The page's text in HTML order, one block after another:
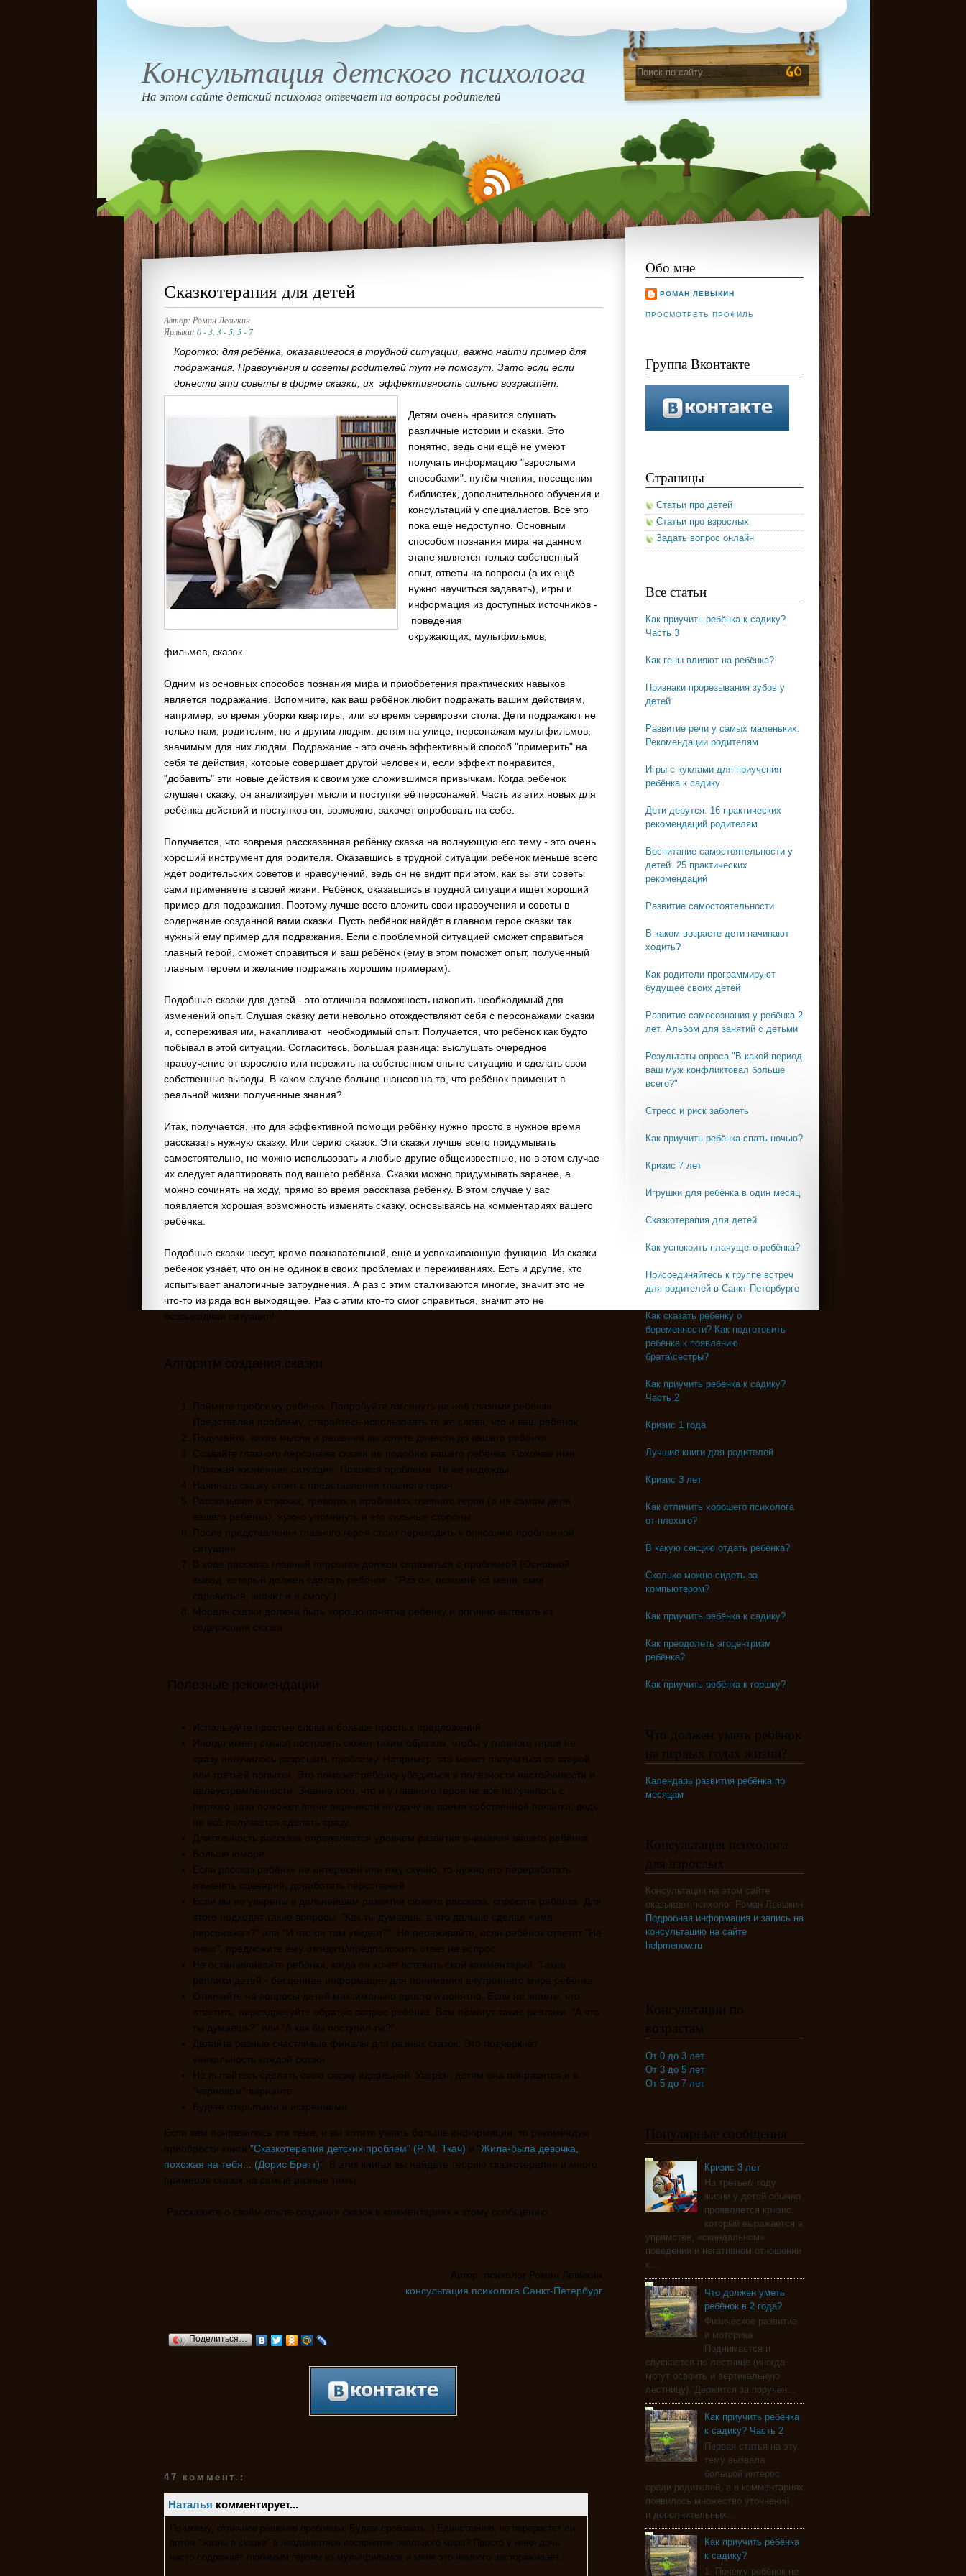
Консультация детского психолога
На этом сайте детский психолог отвечает на вопросы родителей
Сказкотерапия для детей
Автор: Роман Левыкин
Ярлыки: 0 - 3 3 - 5 5 - 7
Коротко: для ребёнка, оказавшегося в трудной ситуации, важно найти пример для
подражания. Нравоучения и советы родителей тут не помогут. Зато, если если
донести эти советы в форме сказки, их эффективность сильно возрастёт.
Детям очень нравится слушать
различные истории и сказки. Это
понятно, ведь они ещё не умеют
получать информацию "взрослыми
способами": путём чтения, посещения
библиотек, дополнительного обучения и
консультаций у специалистов. Всё это
пока ещё недоступно. Основным
способом познания мира на данном
этапе является только собственный
опыт, ответы на вопросы (а их ещё
нужно научиться задавать), игры и
информация из доступных источников -
поведения
окружающих, мультфильмов,
фильмов, сказок.
Одним из основных способов познания мира и приобретения практических навыков
является подражание. Вспомните, как ваш ребёнок любит подражать вашим действиям,
например, во время уборки квартиры, или во время сервировки стола. Дети подражают не
только нам, родителям, но и другим людям: детям на улице, персонажам мультфильмов,
значимым для них людям. Подражание - это очень эффективный способ "примерить" на
себя те действия, которые совершает другой человек и, если эффект понравится,
"добавить" эти новые действия к своим уже сложившимся привычкам. Когда ребёнок
слушает сказку, он анализирует мысли и поступки её персонажей. Часть из этих новых для
ребёнка действий и поступков он, возможно, захочет опробовать на себе.
Получается, что вовремя рассказанная ребёнку сказка на волнующую его тему - это очень
хороший инструмент для родителя. Оказавшись в трудной ситуации ребёнок меньше всего
ждёт родительских советов и нравоучений, ведь он не видит при этом, как вы эти советы
сами применяете в своей жизни. Ребёнок, оказавшись в трудной ситуации ищет хороший
пример для подражания. Поэтому лучше всего вложить свои нравоучения и советы в
содержание созданной вами сказки. Пусть ребёнок найдёт в главном герое сказки так
нужный ему пример для подражания. Если с проблемной ситуацией сможет справиться
главный герой, сможет справиться и ваш ребёнок (ему в этом поможет опыт, полученный
главным героем и желание подражать хорошим примерам).
Подобные сказки для детей - это отличная возможность накопить необходимый для
изменений опыт. Слушая сказку дети невольно отождествляют себя с персонажами сказки
и, сопереживая им, накапливают необходимый опыт. Получается, что ребёнок как будто
побывал в этой ситуации. Согласитесь, большая разница: выслушать очередное
нравоучение от взрослого или пережить на собственном опыте ситуацию и сделать свои
собственные выводы. В каком случае больше шансов на то, что ребёнок применит в
реальной жизни полученные знания?
Итак, получается, что для эффективной помощи ребёнку нужно просто в нужное время
рассказать нужную сказку. Или серию сказок. Эти сказки лучше всего придумывать
самостоятельно, но можно использовать и любые другие общеизвестные, но в этом случае
их следует адаптировать под вашего ребёнка. Сказки можно придумывать заранее, а
можно сочинять на ходу, прямо во время расскпаза ребёнку. В этом случае у вас
появляется хорошая возможность изменять сказку, основываясь на комментариях вашего
ребёнка.
Подобные сказки несут, кроме познавательной, ещё и успокаивающую функцию. Из сказки
ребёнок узнаёт, что он не одинок в своих проблемах и переживаниях. Есть и другие, кто
испытывает аналогичные затруднения. А раз с этим сталкиваются многие, значит это не
что-то из ряда вон выходящее. Раз с этим кто-то смог справиться, значит это не
безвыходная ситуация!
Алгоритм создания сказки
Поймите проблему ребёнка. Попробуйте взглянуть на неё глазами ребёнка.
Представляя проблему, старайтесь использовать те же слова, что и ваш ребёнок
Подумайте, какие мысли и решения вы хотите донести до вашего ребёнка
Создайте главного персонажа сказки по подобию вашего ребёнка. Похожее имя.
Похожая жизненная ситуация. Похожая проблема. Те же надежды.
Начинать сказку стоит с представления главного героя
Рассказывая о страхах, тревогах и проблемах главного героя (а на самом деле
вашего ребёнка), нужно упомянуть и его сильные стороны
После представления главного героя стоит переходить к описанию проблемной
ситуации
В ходе рассказа главный персонаж должен справиться с проблемой (Основной
вывод, который должен сделать ребёнок - "Раз он, похожий на меня, смог
справиться, значит и я смогу")
Мораль сказки должна быть хорошо понятна ребёнку и логично вытекать из
содержания сказки
Полезные рекомендации
Используйте простые слова и больше простых предложений
Иногда имеет смысл построить сюжет таким образом, чтобы у главного героя не
сразу получилось разрешить проблему. Например, это может получиться со второй
или третьей попытки. Это поможет ребёнку убедиться в полезности настойчивости и
целеустремлённости. Знание того, что и у главного героя не всё получилось с
первого раза поможет легче перенести неудачу во время собственной попытки, ведь
не всё получается сделать сразу.
Длительность рассказа определяется уровнем развития внимания вашего ребёнка
Больше юмора
Если рассказ ребёнку не интересен или ему скучно, то нужно его переработать:
изменить сценарий, доработать персонажей
Если вы не уверены в дальнейшем развитии сюжета рассказа, спросите ребёнка. Для
этого подходят такие вопросы: "Как ты думаешь, а что дальше сделал <имя
персонажа>?" или "И что он там увидел?". Не переживайте, если ребёнок ответит "Не
знаю", предложите ему отгадать\предположить ответ на вопрос
Не останавливайте ребёнка, когда он хочет вставить свой комментарий. Такие
реплики детей - бесценная информация для понимания внутреннего мира ребёнка
Отвечайте на вопросы детей максимально просто и понятно. Если не знаете, что
ответить, переадресуйте обратно вопрос ребёнка. Вам помогут такие реплики: "А что
ты думаешь?" или "А как бы поступил ты?"
Делайте разные счастливые финалы для разных сказок. Это подчеркнёт
уникальность каждой сказки
Не пытайтесь сделать свою сказку идеальной. Уверен, детям она понравится и в
"черновом" варианте
Будьте открытыми и искренними
Если вам понравилась эта тема, и вы хотите узнать больше информации, то рекомендую
приобрести книги "Сказкотерапия детских проблем" (Р. М. Ткач) и " Жила-была девочка,
похожая на тебя... (Дорис Бретт) ". В этих книгах вы найдёте теорию сказкотерапии и много
примеров сказок на самые разные темы.
Расскажите о своём опыте создания сказок в комментариях к этому сообщению.
Автор: психолог Роман Левыкин
консультация психолога Санкт-Петербург
Поделиться…
47 коммент.:
Наталья комментирует...
По-моему, отличное решение проблемы. Будем пробовать :) Единственно, не перерастет ли
потом "жизнь в сказке" в неадекватное восприятие реального мира? Просто у меня дочь
часто подражает любимым героям из мультфильмов и меня это немного настораживает.
Обо мне
РОМАН ЛЕВЫКИН
ПРОСМОТРЕТЬ ПРОФИЛЬ
Группа Вконтакте
Страницы
Статьи про детей
Статьи про взрослых
Задать вопрос онлайн
Все статьи
Как приучить ребёнка к садику?
Часть 3
Как гены влияют на ребёнка?
Признаки прорезывания зубов у
детей
Развитие речи у самых маленьких.
Рекомендации родителям
Игры с куклами для приучения
ребёнка к садику
Дети дерутся. 16 практических
рекомендаций родителям
Воспитание самостоятельности у
детей. 25 практических
рекомендаций
Развитие самостоятельности
В каком возрасте дети начинают
ходить?
Как родители программируют
будущее своих детей
Развитие самосознания у ребёнка 2
лет. Альбом для занятий с детьми
Результаты опроса "В какой период
ваш муж конфликтовал больше
всего?"
Стресс и риск заболеть
Как приучить ребёнка спать ночью?
Кризис 7 лет
Игрушки для ребёнка в один месяц
Сказкотерапия для детей
Как успокоить плачущего ребёнка?
Присоединяйтесь к группе встреч
для родителей в Санкт-Петербурге
Как сказать ребенку о
беременности? Как подготовить
ребёнка к появлению
брата\сестры?
Как приучить ребёнка к садику?
Часть 2
Кризис 1 года
Лучшие книги для родителей
Кризис 3 лет
Как отличить хорошего психолога
от плохого?
В какую секцию отдать ребёнка?
Сколько можно сидеть за
компьютером?
Как приучить ребёнка к садику?
Как преодолеть эгоцентризм
ребёнка?
Как приучить ребёнка к горшку?
Что должен уметь ребёнок
на первых годах жизни?
Календарь развития ребёнка по
месяцам
Консультация психолога
для взрослых
Консультации на этом сайте
оказывает психолог Роман Левыкин
Подробная информация и запись на
консультацию на сайте
helpmenow.ru
Консультации по
возрастам
От 0 до 3 лет
От 3 до 5 лет
От 5 до 7 лет
Популярные сообщения
Кризис 3 лет
На третьем году
жизни у детей обычно
проявляется кризис,
который выражается в
упрямстве, «скандальном»
поведении и негативном отношении
к...
Что должен уметь
ребёнок в 2 года?
Физическое развитие
и моторика
Поднимается и
спускается по лестнице (иногда
могут освоить и вертикальную
лестницу). Держится за поручен...
Как приучить ребёнка
к садику? Часть 2
Первая статья на эту
тему вызвала
большой интерес
среди родителей, а в комментариях
появилось множество уточнений
и дополнительных...
Как приучить ребёнка
к садику?
1. Почему ребёнок не